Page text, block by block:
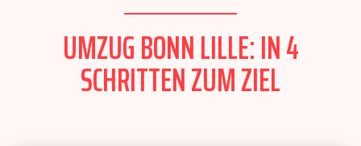
UMZUG BONN LILLE: IN 4
SCHRITTEN ZUM ZIEL